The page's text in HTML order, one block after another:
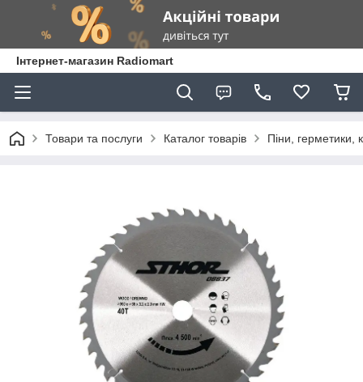
Інтернет-магазин Radiomart
Товари та послуги Каталог товарів Піни, герметики,